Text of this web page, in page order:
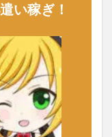
い稼ぎ！